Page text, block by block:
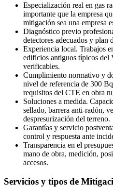
Especialización real en gas
importante que la empresa
mitigación sea una empresa
Diagnóstico previo
detectores adecuados y plan
Experiencia local. Trabajos
edificios antiguos típicos del
verificables.
Cumplimiento normativo y
nivel de referencia de 300
requisitos del CTE en obra
Soluciones a medida.
sellado, barrera anti-radón,
despresurización del terreno.
Garantías y servicio
control y respuesta ante
Transparencia en el
mano de obra, medición,
accesos.
Servicios y tipos de